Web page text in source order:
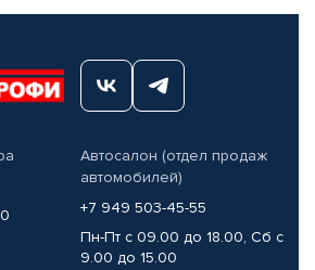
Автосалон (отдел продаж
автомобилей)
+7 949 503-45-55
Пн-Пт с 09.00 до 18.00, Сб с
9.00 до 15.00